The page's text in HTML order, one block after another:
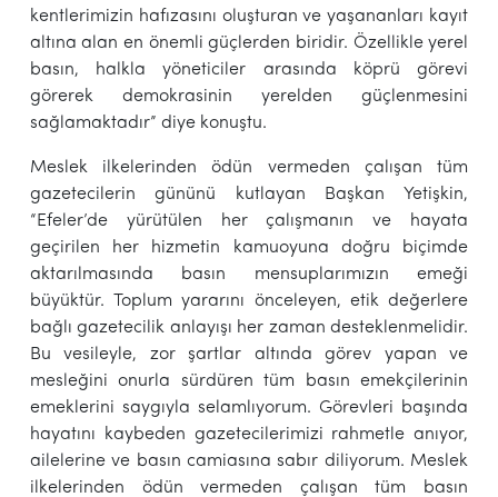
kentlerimizin hafızasını oluşturan ve yaşananları kayıt
altına alan en önemli güçlerden biridir. Özellikle yerel
basın, halkla yöneticiler arasında köprü görevi
görerek demokrasinin yerelden güçlenmesini
sağlamaktadır” diye konuştu.
Meslek ilkelerinden ödün vermeden çalışan tüm
gazetecilerin gününü kutlayan Başkan Yetişkin,
“Efeler’de yürütülen her çalışmanın ve hayata
geçirilen her hizmetin kamuoyuna doğru biçimde
aktarılmasında basın mensuplarımızın emeği
büyüktür. Toplum yararını önceleyen, etik değerlere
bağlı gazetecilik anlayışı her zaman desteklenmelidir.
Bu vesileyle, zor şartlar altında görev yapan ve
mesleğini onurla sürdüren tüm basın emekçilerinin
emeklerini saygıyla selamlıyorum. Görevleri başında
hayatını kaybeden gazetecilerimizi rahmetle anıyor,
ailelerine ve basın camiasına sabır diliyorum. Meslek
ilkelerinden ödün vermeden çalışan tüm basın